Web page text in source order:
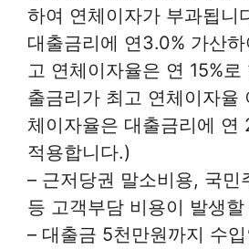
하여 연체이자가 부과됩니
대출금리에 연3.0% 가산
고 연체이자율은 연 15%
출금리가 최고 연체이자율
체이자율은 대출금리에 연
적용합니다.)
– 근저당권 말소비용, 국민
등 고객부담 비용이 발생
– 대출금 5천만원까지 수